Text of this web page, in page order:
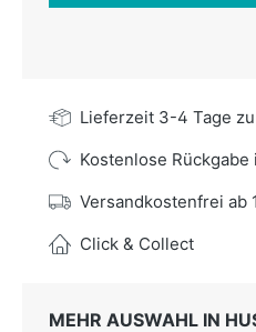
Lieferzeit 3-4 Tage
Kostenlose
Versandkostenfrei ab
Click & Collect
MEHR AUSWAHL IN